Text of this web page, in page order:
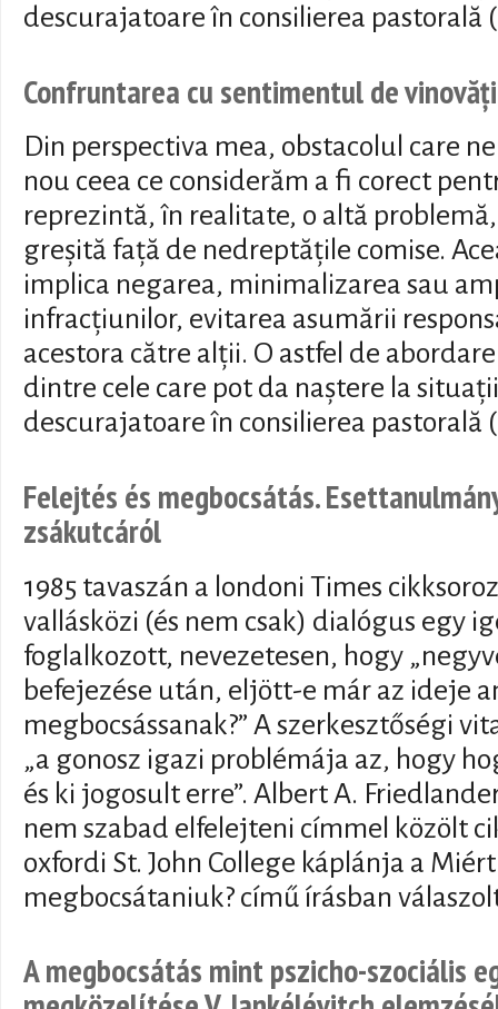
descurajatoare în consilierea pastorală
Confruntarea cu sentimentul de
Din perspectiva mea, obstacolul care
nou ceea ce considerăm a fi corect
reprezintă, în realitate, o altă
greșită față de nedreptățile comise.
implica negarea, minimalizarea sau
infracțiunilor, evitarea asumării
acestora către alții. O astfel de
dintre cele care pot da naștere la
descurajatoare în consilierea pastorală
Felejtés és megbocsátás.
zsákutcáról
1985 tavaszán a londoni Times
vallásközi (és nem csak) dialógus egy
foglalkozott, nevezetesen, hogy
befejezése után, eljött-e már az ideje
megbocsássanak?” A szerkesztőségi
„a gonosz igazi problémája az, hogy
és ki jogosult erre”. Albert A.
nem szabad elfelejteni címmel közölt
oxfordi St. John College káplánja a
megbocsátaniuk? című írásban
A megbocsátás mint pszicho-szociális